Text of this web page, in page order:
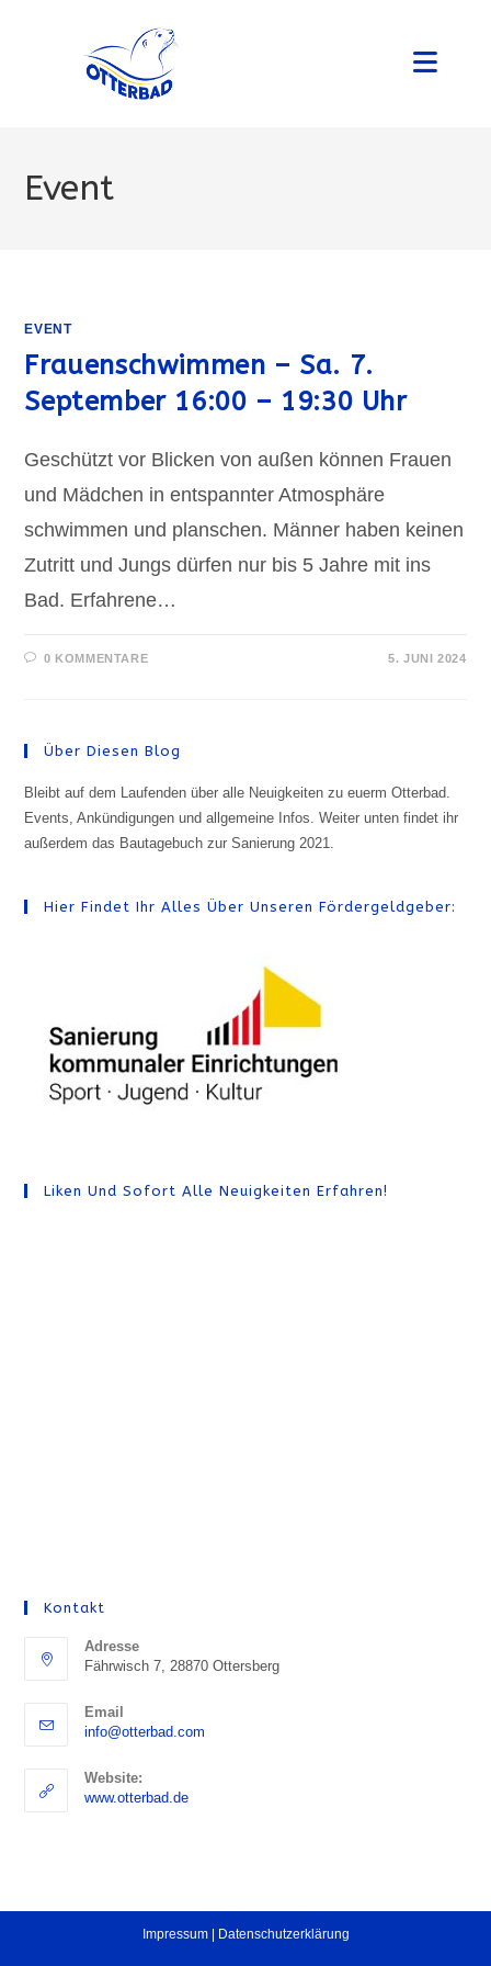
Event
EVENT
Frauenschwimmen – Sa. 7.
September 16:00 – 19:30 Uhr
Geschützt vor Blicken von außen können Frauen
und Mädchen in entspannter Atmosphäre
schwimmen und planschen. Männer haben keinen
Zutritt und Jungs dürfen nur bis 5 Jahre mit ins
Bad. Erfahrene…
0 KOMMENTARE 5. JUNI 2024
Über Diesen Blog
Bleibt auf dem Laufenden über alle Neuigkeiten zu euerm Otterbad.
Events, Ankündigungen und allgemeine Infos. Weiter unten findet ihr
außerdem das Bautagebuch zur Sanierung 2021.
Hier Findet Ihr Alles Über Unseren Fördergeldgeber:
Liken Und Sofort Alle Neuigkeiten Erfahren!
Kontakt
Adresse
Fährwisch 7, 28870 Ottersberg
Email
info@otterbad.com
Website:
www.otterbad.de
Impressum | Datenschutzerklärung